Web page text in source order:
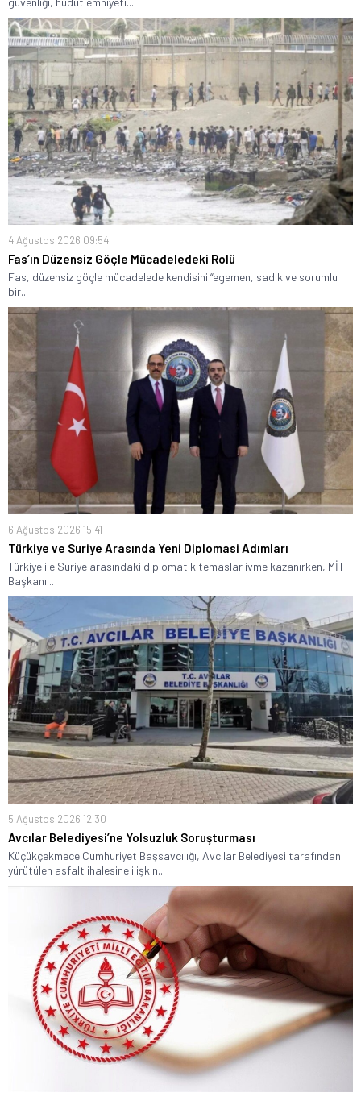
4 Ağustos 2026 09:54
Fas’ın Düzensiz Göçle Mücadeledeki Rolü
Fas, düzensiz göçle mücadelede kendisini “egemen, sadık ve sorumlu
bir...
6 Ağustos 2026 15:41
Türkiye ve Suriye Arasında Yeni Diplomasi Adımları
Türkiye ile Suriye arasındaki diplomatik temaslar ivme kazanırken, MİT
Başkanı...
5 Ağustos 2026 12:30
Avcılar Belediyesi’ne Yolsuzluk Soruşturması
Küçükçekmece Cumhuriyet Başsavcılığı, Avcılar Belediyesi tarafından
yürütülen asfalt ihalesine ilişkin...